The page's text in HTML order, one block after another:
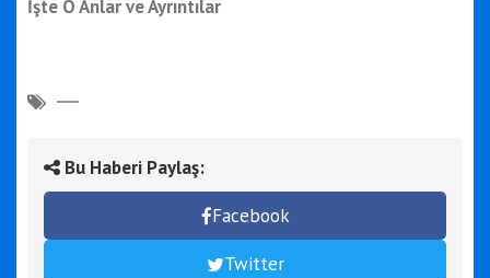
İşte O Anlar ve Ayrıntılar
Bu Haberi Paylaş:
Facebook
Twitter